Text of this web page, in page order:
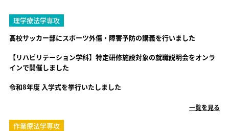
理学療法学専攻
高校サッカー部にスポーツ外傷・障害予防の講義を行いました
【リハビリテーション学科】特定研修施設対象の就職説明会をオンラ
インで開催しました
令和8年度 入学式を挙行いたしました
一覧を見る
作業療法学専攻